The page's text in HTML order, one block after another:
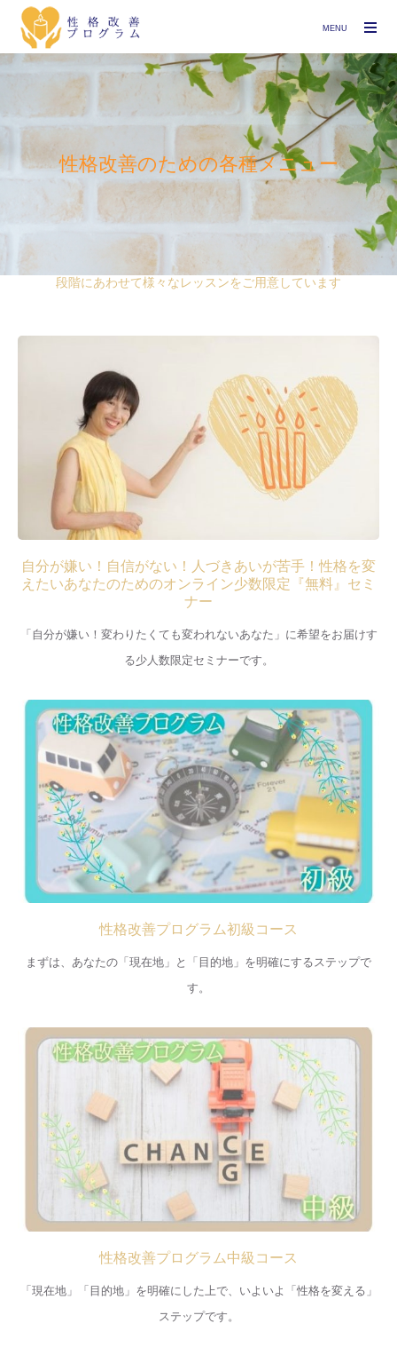
性格改善のための各種メニュー
段階にあわせて様々なレッスンをご用意しています
自分が嫌い！自信がない！人づきあいが苦手！性格を変
えたいあなたのためのオンライン少数限定『無料』セミ
ナー
「自分が嫌い！変わりたくても変われないあなた」に希望をお届けす
る少人数限定セミナーです。
性格改善プログラム初級コース
まずは、あなたの「現在地」と「目的地」を明確にするステップで
す。
性格改善プログラム中級コース
「現在地」「目的地」を明確にした上で、いよいよ「性格を変える」
ステップです。
MENU